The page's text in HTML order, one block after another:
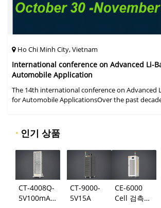
Ho Chi Minh City, Vietnam
International conference on Advanced Li-
Automobile Application
The 14th international conference on Advanced
for Automobile ApplicationsOver the past
· 인기 상품
CT-4008Q-
5V100mA-
CT-9000-
5V15A
CE-6000
Cell 검측